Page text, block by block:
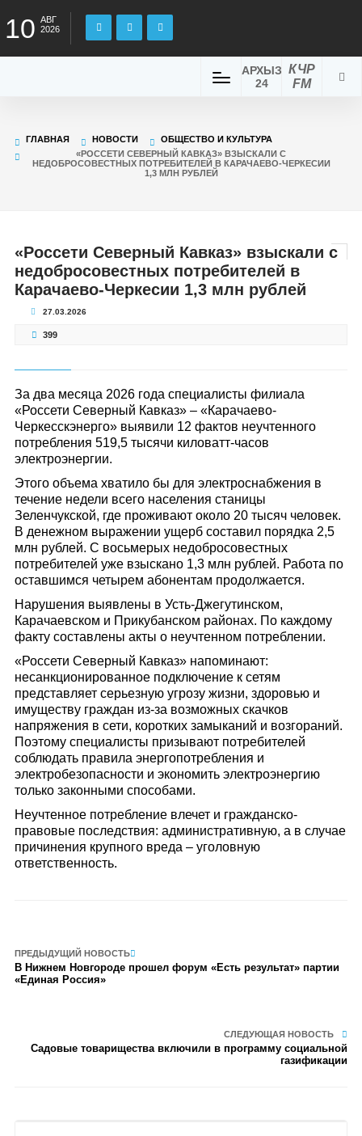
10 АВГ
2026
КЧР
FM
АРХЫЗ
24
ГЛАВНАЯ НОВОСТИ
ОБЩЕСТВО И КУЛЬТУРА
«РОССЕТИ СЕВЕРНЫЙ КАВКАЗ» ВЗЫСКАЛИ С
НЕДОБРОСОВЕСТНЫХ ПОТРЕБИТЕЛЕЙ В КАРАЧАЕВО-ЧЕРКЕСИИ
1,3 МЛН РУБЛЕЙ
«Россети Северный Кавказ» взыскали с
недобросовестных потребителей в
Карачаево-Черкесии 1,3 млн рублей
27.03.2026
399
За два месяца 2026 года специалисты филиала
«Россети Северный Кавказ» – «Карачаево-
Черкесскэнерго» выявили 12 фактов неучтенного
потребления 519,5 тысячи киловатт-часов
электроэнергии.
Этого объема хватило бы для электроснабжения в
течение недели всего населения станицы
Зеленчукской, где проживают около 20 тысяч человек.
В денежном выражении ущерб составил порядка 2,5
млн рублей. С восьмерых недобросовестных
потребителей уже взыскано 1,3 млн рублей. Работа по
оставшимся четырем абонентам продолжается.
Нарушения выявлены в Усть-Джегутинском,
Карачаевском и Прикубанском районах. По каждому
факту составлены акты о неучтенном потреблении.
«Россети Северный Кавказ» напоминают:
несанкционированное подключение к сетям
представляет серьезную угрозу жизни, здоровью и
имуществу граждан из-за возможных скачков
напряжения в сети, коротких замыканий и возгораний.
Поэтому специалисты призывают потребителей
соблюдать правила энергопотребления и
электробезопасности и экономить электроэнергию
только законными способами.
Неучтенное потребление влечет и гражданско-
правовые последствия: административную, а в случае
причинения крупного вреда – уголовную
ответственность.
ПРЕДЫДУЩИЙ НОВОСТЬ
В Нижнем Новгороде прошел форум «Есть результат» партии
«Единая Россия»
СЛЕДУЮЩАЯ НОВОСТЬ
Садовые товарищества включили в программу социальной
газификации